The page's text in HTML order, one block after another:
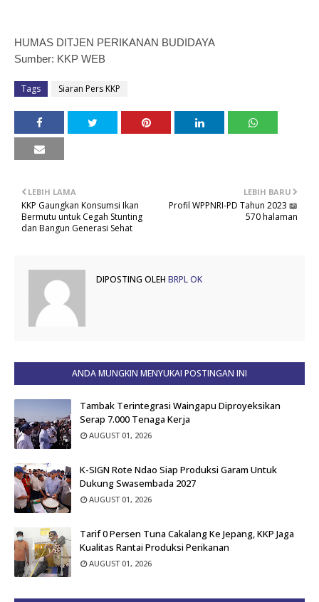
HUMAS DITJEN PERIKANAN BUDIDAYA
Sumber: KKP WEB
Tags Siaran Pers KKP
LEBIH BARU
Profil WPPNRI-PD Tahun 2023 📖
570 halaman
LEBIH LAMA
KKP Gaungkan Konsumsi Ikan
Bermutu untuk Cegah Stunting
dan Bangun Generasi Sehat
DIPOSTING OLEH BRPL OK
ANDA MUNGKIN MENYUKAI POSTINGAN INI
Tambak Terintegrasi Waingapu Diproyeksikan
Serap 7.000 Tenaga Kerja
AUGUST 01, 2026
K-SIGN Rote Ndao Siap Produksi Garam Untuk
Dukung Swasembada 2027
AUGUST 01, 2026
Tarif 0 Persen Tuna Cakalang Ke Jepang, KKP Jaga
Kualitas Rantai Produksi Perikanan
AUGUST 01, 2026